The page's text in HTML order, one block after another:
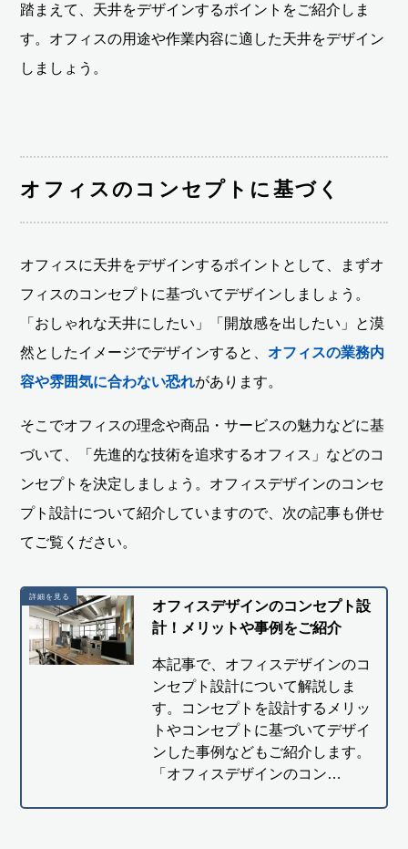
踏まえて、天井をデザインするポイントをご紹介しま
す。オフィスの用途や作業内容に適した天井をデザイン
しましょう。
オフィスのコンセプトに基づく
オフィスに天井をデザインするポイントとして、まずオ
フィスのコンセプトに基づいてデザインしましょう。
「おしゃれな天井にしたい」「開放感を出したい」と漠
然としたイメージでデザインすると、 オフィスの業務内
容や雰囲気に合わない恐れがあります。
そこでオフィスの理念や商品・サービスの魅力などに基
づいて、「先進的な技術を追求するオフィス」などのコ
ンセプトを決定しましょう。オフィスデザインのコンセ
プト設計について紹介していますので、次の記事も併せ
てご覧ください。
オフィスデザインのコンセプト設
計！メリットや事例をご紹介
本記事で、オフィスデザインのコ
ンセプト設計について解説しま
す。コンセプトを設計するメリッ
トやコンセプトに基づいてデザイ
ンした事例などもご紹介します。
「オフィスデザインのコン…